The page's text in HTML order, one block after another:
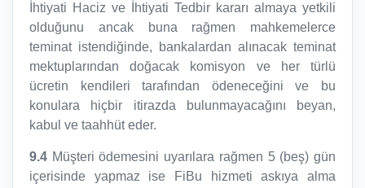
İhtiyati Haciz ve İhtiyati Tedbir kararı almaya yetkili
olduğunu ancak buna rağmen mahkemelerce
teminat istendiğinde, bankalardan alınacak teminat
mektuplarından doğacak komisyon ve her türlü
ücretin kendileri tarafından ödeneceğini ve bu
konulara hiçbir itirazda bulunmayacağını beyan,
kabul ve taahhüt eder.
9.4 Müşteri ödemesini uyarılara rağmen 5 (beş) gün
içerisinde yapmaz ise FiBu hizmeti askıya alma